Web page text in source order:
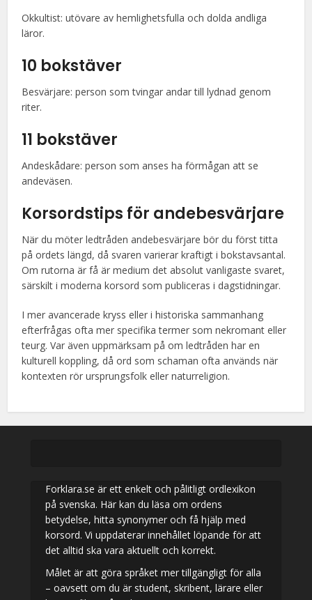
Okkultist: utövare av hemlighetsfulla och dolda andliga
läror.
10 bokstäver
Besvärjare: person som tvingar andar till lydnad genom
riter.
11 bokstäver
Andeskådare: person som anses ha förmågan att se
andeväsen.
Korsordstips för andebesvärjare
När du möter ledtråden andebesvärjare bör du först titta
på ordets längd, då svaren varierar kraftigt i bokstavsantal.
Om rutorna är få är medium det absolut vanligaste svaret,
särskilt i moderna korsord som publiceras i dagstidningar.
I mer avancerade kryss eller i historiska sammanhang
efterfrågas ofta mer specifika termer som nekromant eller
teurg. Var även uppmärksam på om ledtråden har en
kulturell koppling, då ord som schaman ofta används när
kontexten rör ursprungsfolk eller naturreligion.
Forklara.se är ett enkelt och pålitligt ordlexikon
på svenska. Här kan du läsa om ordens
betydelse, hitta synonymer och få hjälp med
korsord. Vi uppdaterar innehållet löpande för att
det alltid ska vara aktuellt och korrekt.
Målet är att göra språket mer tillgängligt för alla
– oavsett om du är student, skribent, lärare eller